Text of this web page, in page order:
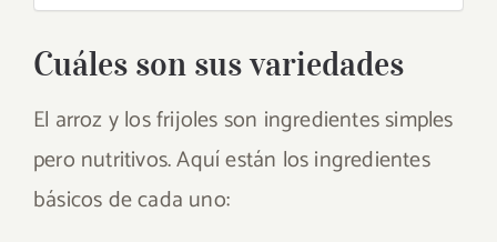
Cuáles son sus variedades
El arroz y los frijoles son ingredientes simples
pero nutritivos. Aquí están los ingredientes
básicos de cada uno: